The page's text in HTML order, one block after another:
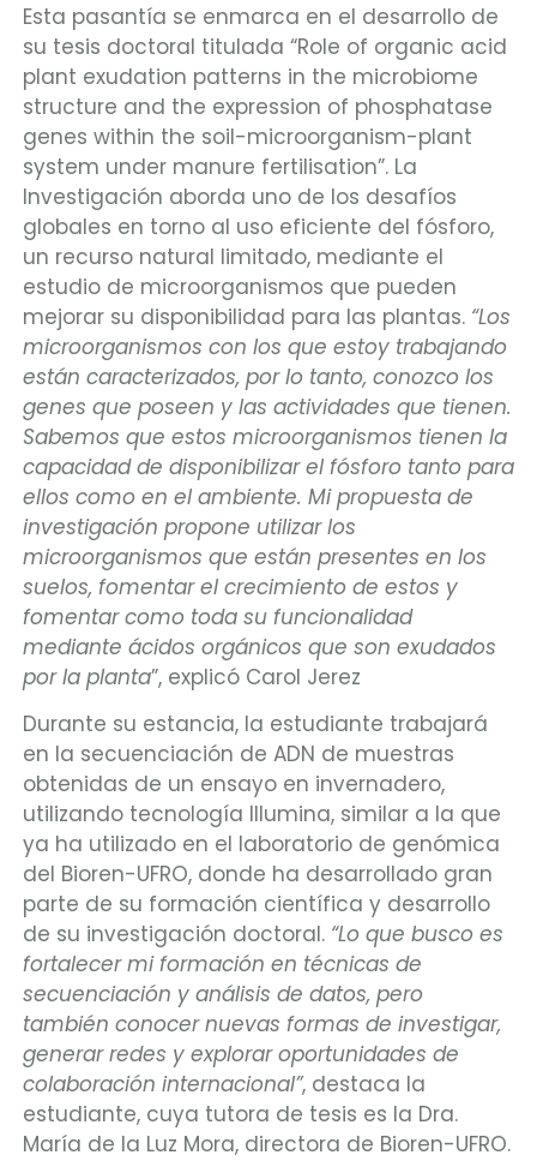
Esta pasantía se enmarca en el desarrollo de
su tesis doctoral titulada “Role of organic acid
plant exudation patterns in the microbiome
structure and the expression of phosphatase
genes within the soil-microorganism-plant
system under manure fertilisation”. La
Investigación aborda uno de los desafíos
globales en torno al uso eficiente del fósforo,
un recurso natural limitado, mediante el
estudio de microorganismos que pueden
mejorar su disponibilidad para las plantas. “Los
microorganismos con los que estoy trabajando
están caracterizados, por lo tanto, conozco los
genes que poseen y las actividades que tienen.
Sabemos que estos microorganismos tienen la
capacidad de disponibilizar el fósforo tanto para
ellos como en el ambiente. Mi propuesta de
investigación propone utilizar los
microorganismos que están presentes en los
suelos, fomentar el crecimiento de estos y
fomentar como toda su funcionalidad
mediante ácidos orgánicos que son exudados
por la planta”, explicó Carol Jerez
Durante su estancia, la estudiante trabajará
en la secuenciación de ADN de muestras
obtenidas de un ensayo en invernadero,
utilizando tecnología Illumina, similar a la que
ya ha utilizado en el laboratorio de genómica
del Bioren-UFRO, donde ha desarrollado gran
parte de su formación científica y desarrollo
de su investigación doctoral. “Lo que busco es
fortalecer mi formación en técnicas de
secuenciación y análisis de datos, pero
también conocer nuevas formas de investigar,
generar redes y explorar oportunidades de
colaboración internacional”, destaca la
estudiante, cuya tutora de tesis es la Dra.
María de la Luz Mora, directora de Bioren-UFRO.